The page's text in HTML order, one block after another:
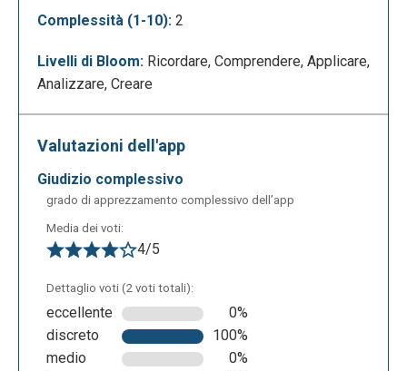
Dopo aver scelto la tipologia si aprirà la seguente
schermata in cui sono illustrati tutti i templates che
si possono utilizzare. Dopo aver scelto il template,
si può selezionare uno dei modelli predefiniti o
Complessità (1-10): 2
Livelli di Bloom: Ricordare, Comprendere, Applicare,
Analizzare, Creare
Valutazioni dell'app
giudizio complessivo
grado di apprezzamento complessivo dell’app
Media dei voti:
4/5
Dettaglio voti (2 voti totali):
eccellente
0%
discreto
100%
medio
0%